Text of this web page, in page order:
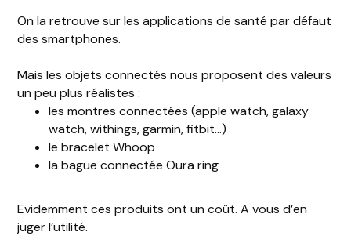
On la retrouve sur les applications de santé par défaut
des smartphones.
Mais les objets connectés nous proposent des valeurs
un peu plus réalistes :
les montres connectées (apple watch, galaxy
watch, withings, garmin, fitbit…)
le bracelet Whoop
la bague connectée Oura ring
Evidemment ces produits ont un coût. A vous d’en
juger l’utilité.